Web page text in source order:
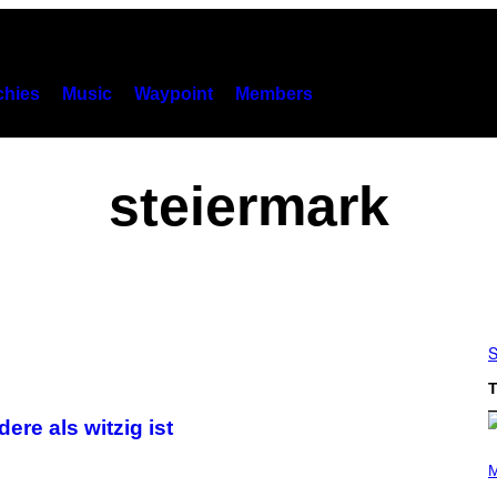
Music Waypoint Members
steiermark
als witzig ist
H